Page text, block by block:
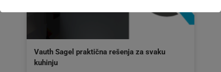
Vauth Sagel praktična rešenja za svaku
kuhinju